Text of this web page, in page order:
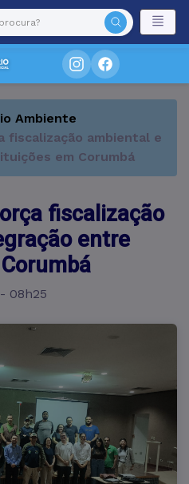
Ambiente
fiscalização ambiental e
em Corumbá
fiscalização
entre
08h25